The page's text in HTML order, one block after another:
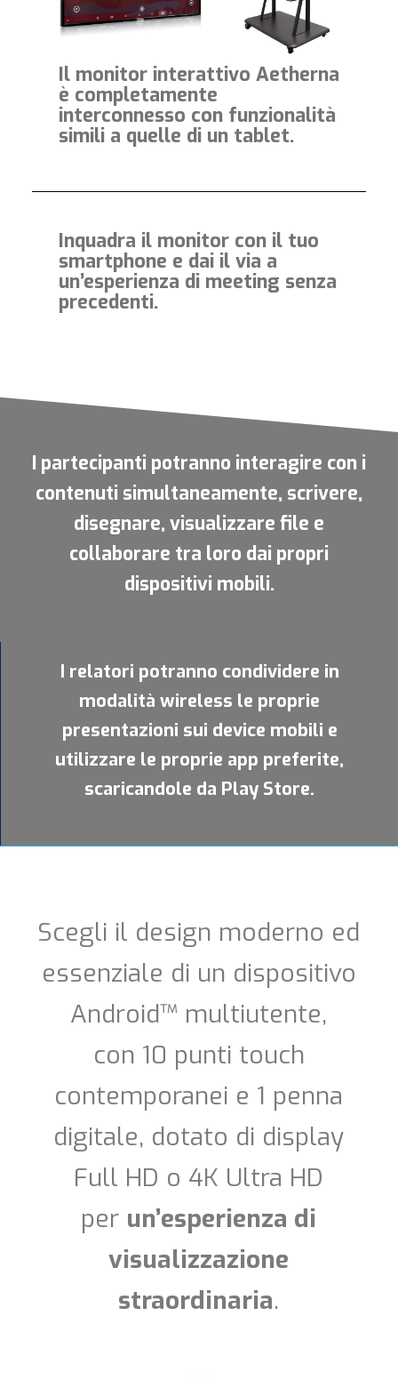
Il monitor interattivo Aetherna
è completamente
interconnesso con funzionalità
simili a quelle di un tablet.
Inquadra il monitor con il tuo
smartphone e dai il via a
un’esperienza di meeting senza
precedenti.
I partecipanti potranno interagire con i
contenuti simultaneamente, scrivere,
disegnare, visualizzare file e
collaborare tra loro dai propri
dispositivi mobili.
I relatori potranno condividere in
modalità wireless le proprie
presentazioni sui device mobili e
utilizzare le proprie app preferite,
scaricandole da Play Store.
Scegli il design moderno ed
essenziale di un dispositivo
Android™ multiutente,
con 10 punti touch
contemporanei e 1 penna
digitale, dotato di display
Full HD o 4K Ultra HD
per un’esperienza di
visualizzazione
straordinaria.